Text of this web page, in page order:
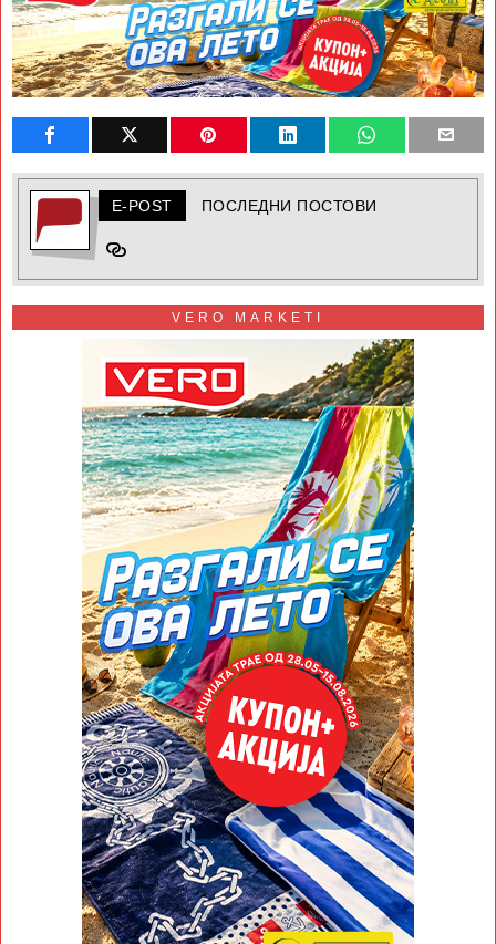
E-POST ПОСЛЕДНИ ПОСТОВИ
VERO MARKETI